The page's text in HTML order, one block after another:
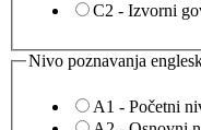
C2 - Izvorni
Nivo poznavanja
A1 - Početni